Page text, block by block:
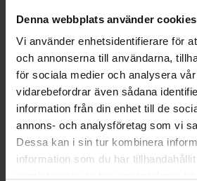
Denna webbplats använder cookies
Vi använder enhetsidentifierare för
och annonserna till användarna,
för sociala medier och analysera
vidarebefordrar även sådana
information från din enhet till de
annons- och analysföretag som vi
Dessa kan i sin tur kombinera
information som du har
Aktuella erbjudanden
Beskrivning
Läs alltid bipacksedeln
användning.